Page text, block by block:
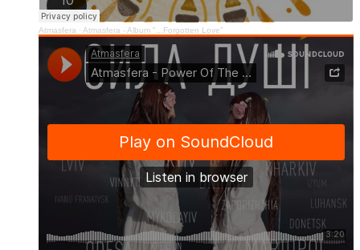
Atmasfera · Atmasfera - Album "...Forgotten Love"